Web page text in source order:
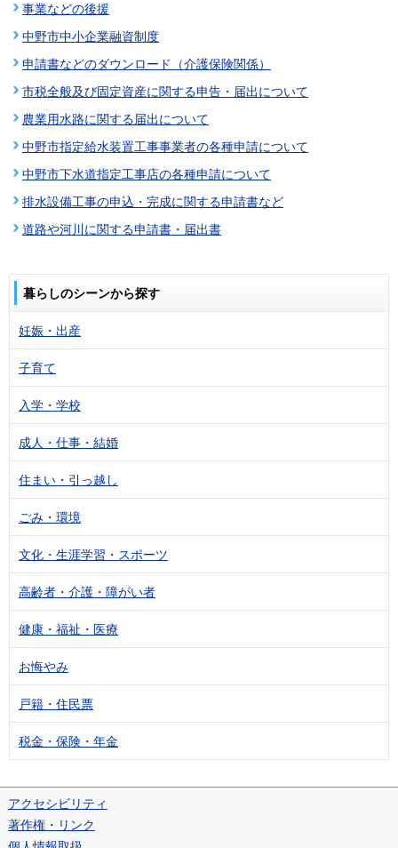
事業などの後援
中野市中小企業融資制度
申請書などのダウンロード（介護保険関係）
市税全般及び固定資産に関する申告・届出について
農業用水路に関する届出について
中野市指定給水装置工事事業者の各種申請について
中野市下水道指定工事店の各種申請について
排水設備工事の申込・完成に関する申請書など
道路や河川に関する申請書・届出書
暮らしのシーンから探す
妊娠・出産
子育て
入学・学校
成人・仕事・結婚
住まい・引っ越し
ごみ・環境
文化・生涯学習・スポーツ
高齢者・介護・障がい者
健康・福祉・医療
お悔やみ
戸籍・住民票
税金・保険・年金
アクセシビリティ
著作権・リンク